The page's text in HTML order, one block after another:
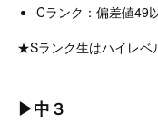
Cランク：偏差値49
★Sランク生はハイレベ
▶中３